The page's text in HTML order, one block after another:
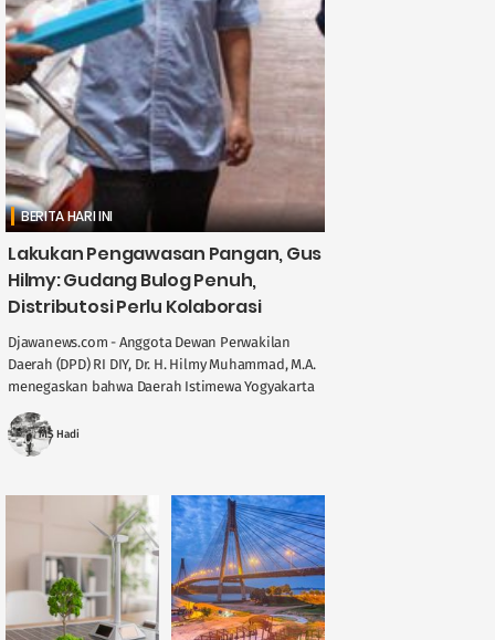
BERITA HARI INI
Lakukan Pengawasan Pangan, Gus
Hilmy: Gudang Bulog Penuh,
Distributosi Perlu Kolaborasi
Djawanews.com - Anggota Dewan Perwakilan
Daerah (DPD) RI DIY, Dr. H. Hilmy Muhammad, M.A.
menegaskan bahwa Daerah Istimewa Yogyakarta
memegang peran penting dalam menjaga
stabilitas ....
MS Hadi